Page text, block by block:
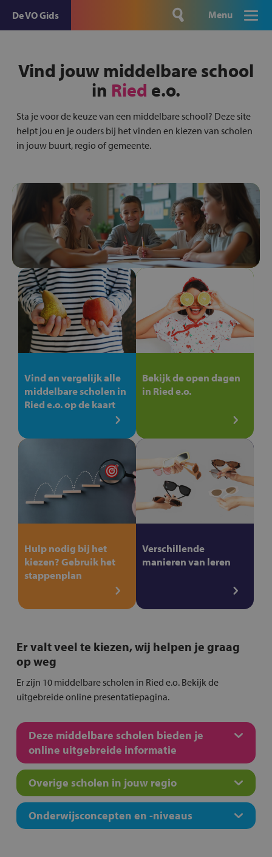
De VO Gids Menu
Vind jouw middelbare school
in Ried e.o.
Sta je voor de keuze van een middelbare school? Deze site
helpt jou en je ouders bij het vinden en kiezen van scholen
in jouw buurt, regio of gemeente.
Vind en vergelijk alle
middelbare scholen in
Ried e.o. op de kaart
Bekijk de open dagen
in Ried e.o.
Hulp nodig bij het
kiezen? Gebruik het
stappenplan
Verschillende
manieren van leren
Er valt veel te kiezen, wij helpen je graag
op weg
Er zijn 10 middelbare scholen in Ried e.o. Bekijk de
uitgebreide online presentatiepagina.
Deze middelbare scholen bieden je
online uitgebreide informatie
Overige scholen in jouw regio
Onderwijsconcepten en -niveaus